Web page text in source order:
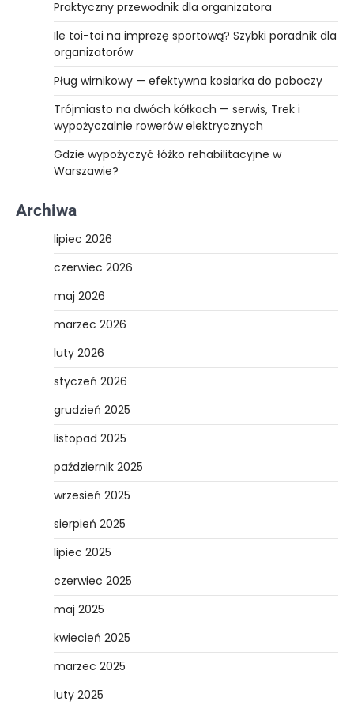
Praktyczny przewodnik dla organizatora
Ile toi-toi na imprezę sportową? Szybki poradnik dla
organizatorów
Pług wirnikowy — efektywna kosiarka do poboczy
Trójmiasto na dwóch kółkach — serwis, Trek i
wypożyczalnie rowerów elektrycznych
Gdzie wypożyczyć łóżko rehabilitacyjne w
Warszawie?
Archiwa
lipiec 2026
czerwiec 2026
maj 2026
marzec 2026
luty 2026
styczeń 2026
grudzień 2025
listopad 2025
październik 2025
wrzesień 2025
sierpień 2025
lipiec 2025
czerwiec 2025
maj 2025
kwiecień 2025
marzec 2025
luty 2025